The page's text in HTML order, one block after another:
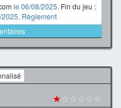
le 06/08/2025. Fin du jeu :
. Règlement
★☆☆☆☆☆